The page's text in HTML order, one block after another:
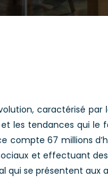
caractérisé
les tendances qui
67 millions
et effectuant
qui se présentent aux